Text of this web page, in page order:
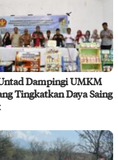
Dampingi UMKM
Tingkatkan Daya Saing